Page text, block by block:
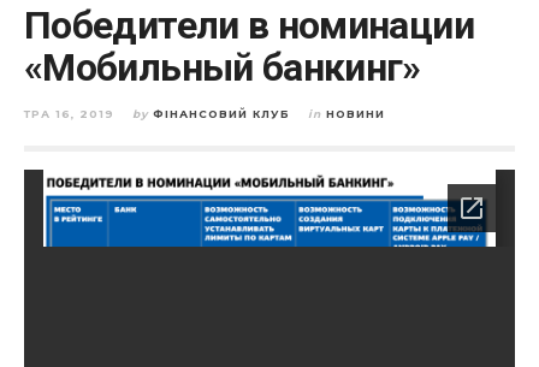
Победители в номинации
«Мобильный банкинг»
ТРА 16, 2019 by ФІНАНСОВИЙ КЛУБ in НОВИНИ